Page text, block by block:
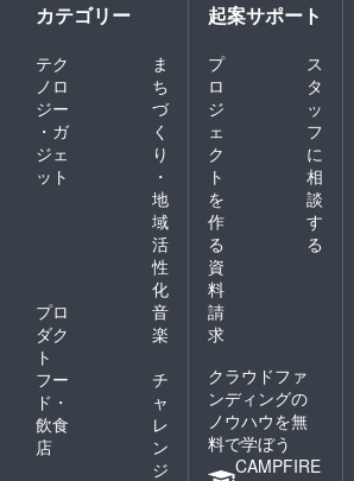
カテゴリー
テク
ノロ
ジー
・ガ
ジェ
ット
ま
ち
づ
く
り
・
地
域
活
性
化
プロ
ダク
ト
音
楽
フー
ド・
飲食
店
チ
ャ
レ
ン
ジ
起案サポート
プ
ロ
ジ
ェ
ク
ト
を
作
る
ス
タ
ッ
フ
に
相
談
す
る
資
料
請
求
クラウドファ
ンディングの
ノウハウを無
料で学ぼう
CAMPFIRE